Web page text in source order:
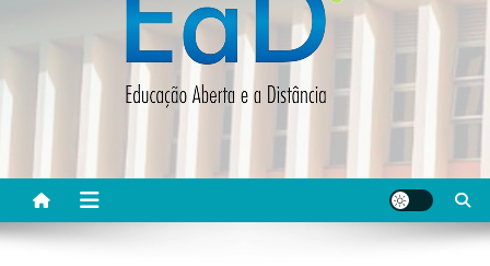
DEAD UFVJM